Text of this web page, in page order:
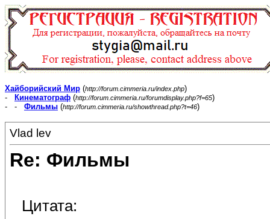
Хайборийский Мир (http://forum.cimmeria.ru/index.php)
-
Кинематограф (http://forum.cimmeria.ru/forumdisplay.php?f=65)
- - Фильмы (http://forum.cimmeria.ru/showthread.php?t=46)
Vlad lev
Re: Фильмы
Цитата: